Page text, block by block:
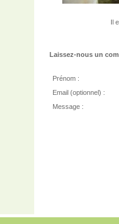
Il
Laissez-nous un
Prénom :
Email (optionnel) :
Message :